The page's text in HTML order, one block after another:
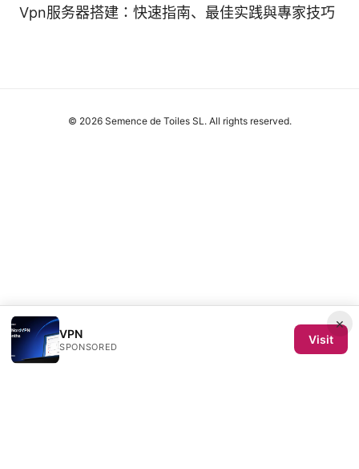
Vpn服务器搭建：快速指南、最佳实践與專家技巧
×
VPN
SPONSORED
Visit
© 2026 Semence de Toiles SL. All rights reserved.